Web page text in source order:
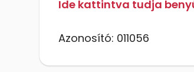
Ide kattintva tudja
Azonosító: 011056